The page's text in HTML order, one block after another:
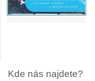
Kde nás najdete?